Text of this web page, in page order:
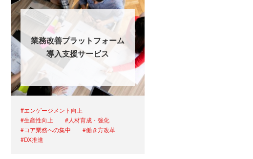
業務改善プラットフォーム
導入支援サービス
#エンゲージメント向上
#生産性向上
#人材育成・強化
#コア業務への集中
#働き方改革
#DX推進